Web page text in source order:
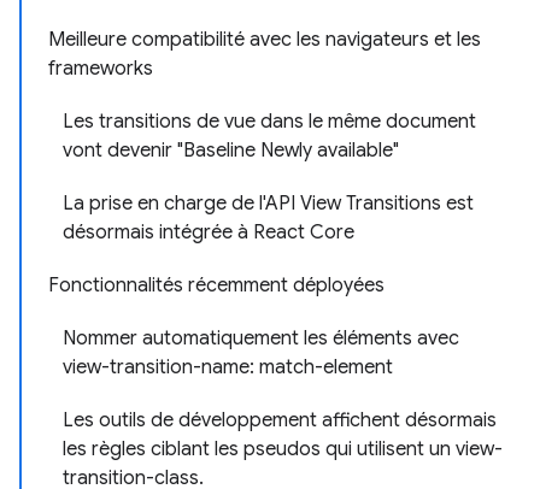
Meilleure compatibilité avec les navigateurs et les
frameworks
Les transitions de vue dans le même document
vont devenir "Baseline Newly available"
La prise en charge de l'API View Transitions est
désormais intégrée à React Core
Fonctionnalités récemment déployées
Nommer automatiquement les éléments avec
view-transition-name: match-element
Les outils de développement affichent désormais
les règles ciblant les pseudos qui utilisent un view-
transition-class.